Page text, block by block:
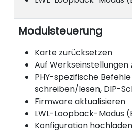
Modulsteuerung
Karte zurücksetzen
Auf Werkseinstellungen
PHY-spezifische
schreiben/lesen, DIP-
Firmware aktualisieren
LWL-Loopback-Modus
Konfiguration